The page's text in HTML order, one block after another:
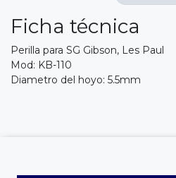
Ficha técnica
Perilla para SG Gibson, Les Paul
Mod: KB-110
Diametro del hoyo: 5.5mm